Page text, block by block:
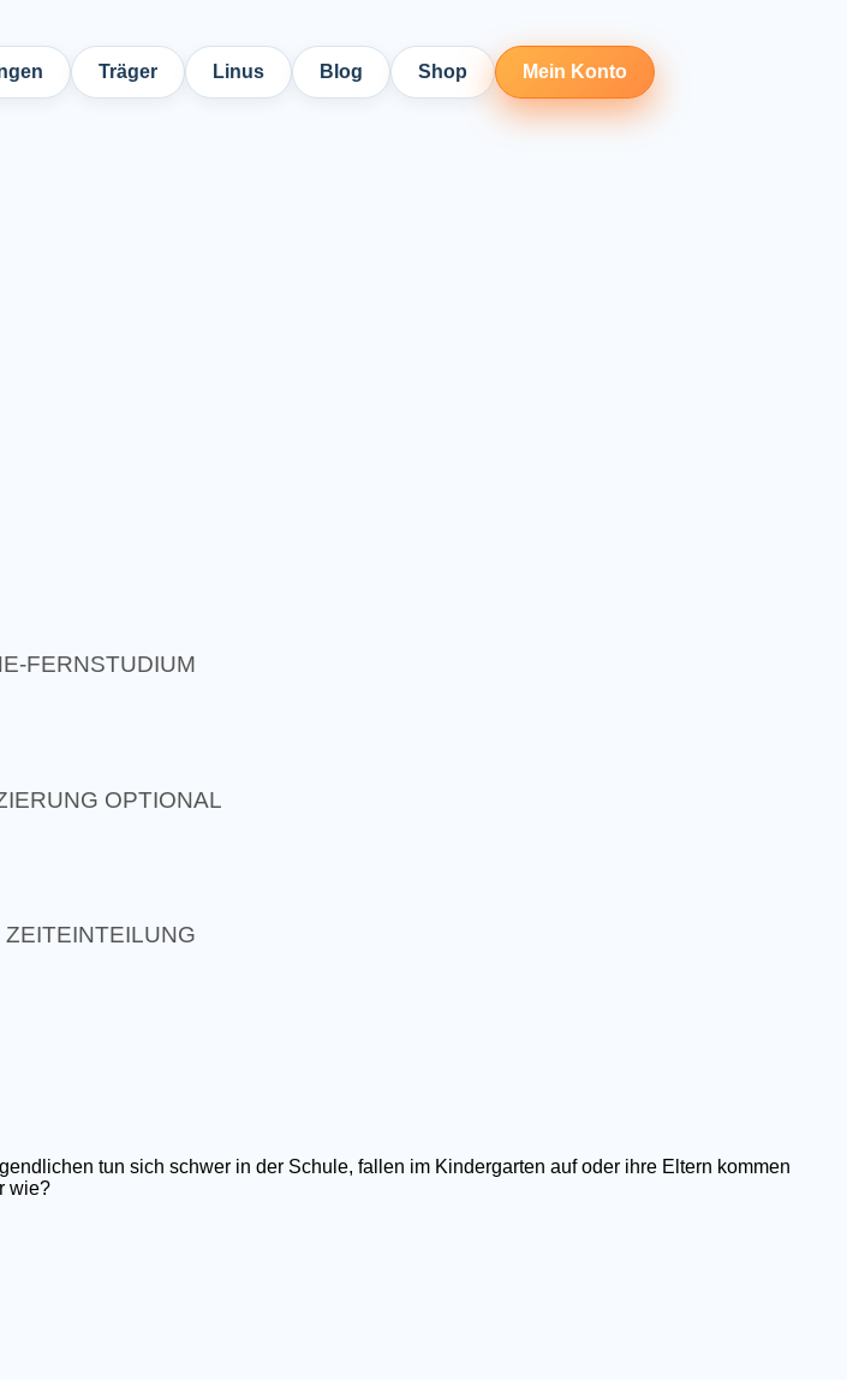
Träger Linus Blog Shop Mein Konto
FERNSTUDIUM
OPTIONAL
ZEITEINTEILUNG
tun sich schwer in der Schule, fallen im Kindergarten auf oder ihre Eltern kommen
wie?